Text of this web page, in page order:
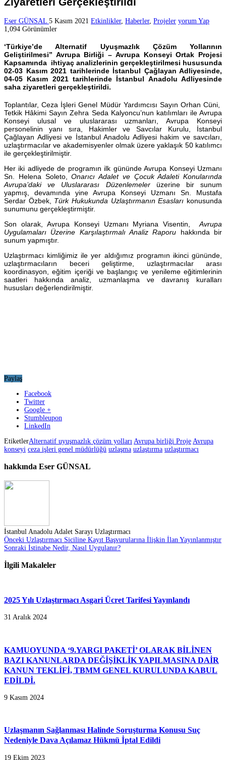
Eser GÜNSAL 5 Kasım 2021 Etkinlikler, Haberler, Projeler yorum Yap
1,094 Görünümler
‘Türkiye’de Alternatif Uyuşmazlık Çözüm Yollarının
Geliştirilmesi” Avrupa Birliği – Avrupa Konseyi Ortak Projesi
Kapsamında ihtiyaç analizlerinin gerçekleştirilmesi hususunda
02-03 Kasım 2021 tarihlerinde İstanbul Çağlayan Adliyesinde,
04-05 Kasım 2021 tarihlerinde İstanbul Anadolu Adliyesinde
saha ziyaretleri gerçekleştirildi.
Toplantılar, Ceza İşleri Genel Müdür Yardımcısı Sayın Orhan Cüni,
Tetkik Hâkimi Sayın Zehra Seda Kalyoncu’nun katılımları ile Avrupa
Konseyi ulusal ve uluslararası uzmanları, Avrupa Konseyi
personelinin yanı sıra, Hakimler ve Savcılar Kurulu, İstanbul
Çağlayan Adliyesi ve İstanbul Anadolu Adliyesi hakim ve savcıları,
uzlaştırmacılar ve akademisyenler olmak üzere yaklaşık 50 katılımcı
ile gerçekleştirilmiştir.
Her iki adliyede de programın ilk gününde Avrupa Konseyi Uzmanı
Sn. Helena Soleto,Onarıcı Adalet ve Çocuk Adaleti Konularında
Avrupa’daki ve Uluslararası Düzenlemeler üzerine bir sunum
yapmış, devamında yine Avrupa Konseyi Uzmanı Sn. Mustafa
Serdar Özbek, Türk Hukukunda Uzlaştırmanın Esasları konusunda
sunumunu gerçekleştirmiştir.
Son olarak, Avrupa Konseyi Uzmanı Myriana Visentin, Avrupa
Uygulamaları Üzerine Karşılaştırmalı Analiz Raporu hakkında bir
sunum yapmıştır.
Uzlaştırmacı kimliğimiz ile yer aldığımız programın ikinci gününde,
uzlaştırmacıların beceri geliştirme, uzlaştırmacılar arası
koordinasyon, eğitim içeriği ve başlangıç ve yenileme eğitimlerinin
saatleri hakkında analiz, uzmanlaşma ve davranış kuralları
hususları değerlendirilmiştir.
Paylaş
Facebook
Twitter
Google +
Stumbleupon
LinkedIn
EtiketlerAlternatif uyuşmazlık çözüm yolları Avrupa birliği Proje Avrupa
konseyi ceza işleri genel müdürlüğü uzlaşma uzlaştırma uzlaştırmacı
hakkında Eser GÜNSAL
İstanbul Anadolu Adalet Sarayı Uzlaştırmacı
Önceki Uzlaştırmacı Siciline Kayıt Başvurularına İlişkin İlan Yayınlanmıştır
Sonraki İstinabe Nedir, Nasıl Uygulanır?
İlgili Makaleler
2025 Yılı Uzlaştırmacı Asgari Ücret Tarifesi Yayınlandı
31 Aralık 2024
KAMUOYUNDA ‘9.YARGI PAKETİ’ OLARAK BİLİNEN
BAZI KANUNLARDA DEĞİŞİKLİK YAPILMASINA DAİR
KANUN TEKLİFİ, TBMM GENEL KURULUNDA KABUL
EDİLDİ.
9 Kasım 2024
Uzlaşmanın Sağlanması Halinde Soruşturma Konusu Suç
Nedeniyle Dava Açılamaz Hükmü İptal Edildi
19 Ekim 2023